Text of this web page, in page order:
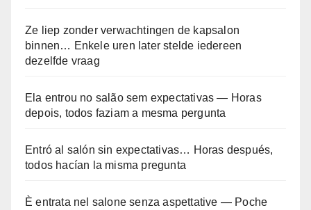
Ze liep zonder verwachtingen de kapsalon
binnen… Enkele uren later stelde iedereen
dezelfde vraag
Ela entrou no salão sem expectativas — Horas
depois, todos faziam a mesma pergunta
Entró al salón sin expectativas… Horas después,
todos hacían la misma pregunta
È entrata nel salone senza aspettative — Poche